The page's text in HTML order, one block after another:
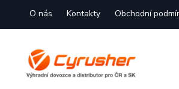
O nás Kontakty Obchodní